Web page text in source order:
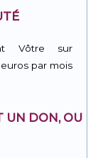
Vôtre sur
par mois
UN DON, OU